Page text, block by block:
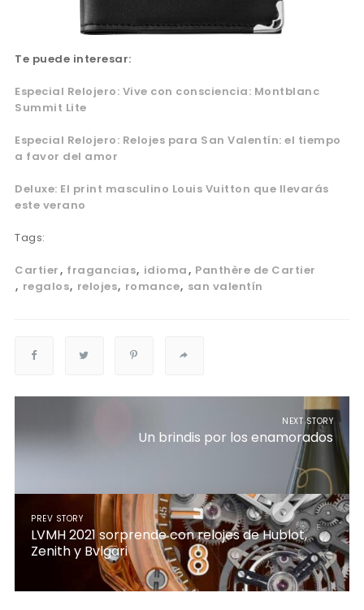
Te puede interesar:
Especial Relojero: Vive con consciencia: Montblanc
Summit Lite
Especial Relojero: Relojes para San Valentín: el tiempo
a favor del amor
Deluxe: El print masculino Louis Vuitton que llevarás
este verano
Tags:
Cartier fragancias idioma
Panthère de Cartier
regalos relojes romance san valentín
NEXT STORY
Un brindis por los enamorados
PREV STORY
LVMH 2021 sorprende con relojes de Hublot,
Zenith y Bvlgari